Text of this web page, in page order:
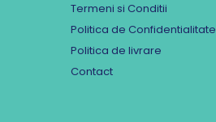
Termeni si Conditii
Politica de Confidentialitate
Politica de livrare
Contact